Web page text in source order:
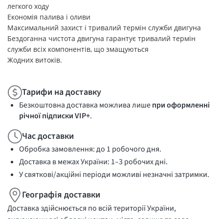
легкого ходу
Економія палива і оливи
Максимальний захист і тривалий термін служби двигуна
Бездоганна чистота двигуна гарантує тривалий термін
служби всіх компонентів, що змащуються
Жодних витоків.
Тарифи на доставку
Безкоштовна доставка можлива лишепри оформленні
річної підписки VIP+.
Час доставки
Обробка замовлення: до 1 робочого дня.
Доставка в межах України: 1–3 робочих дні.
У святкові/акційні періоди можливі незначні затримки.
Географія доставки
Доставка здійснюється по всій території України,